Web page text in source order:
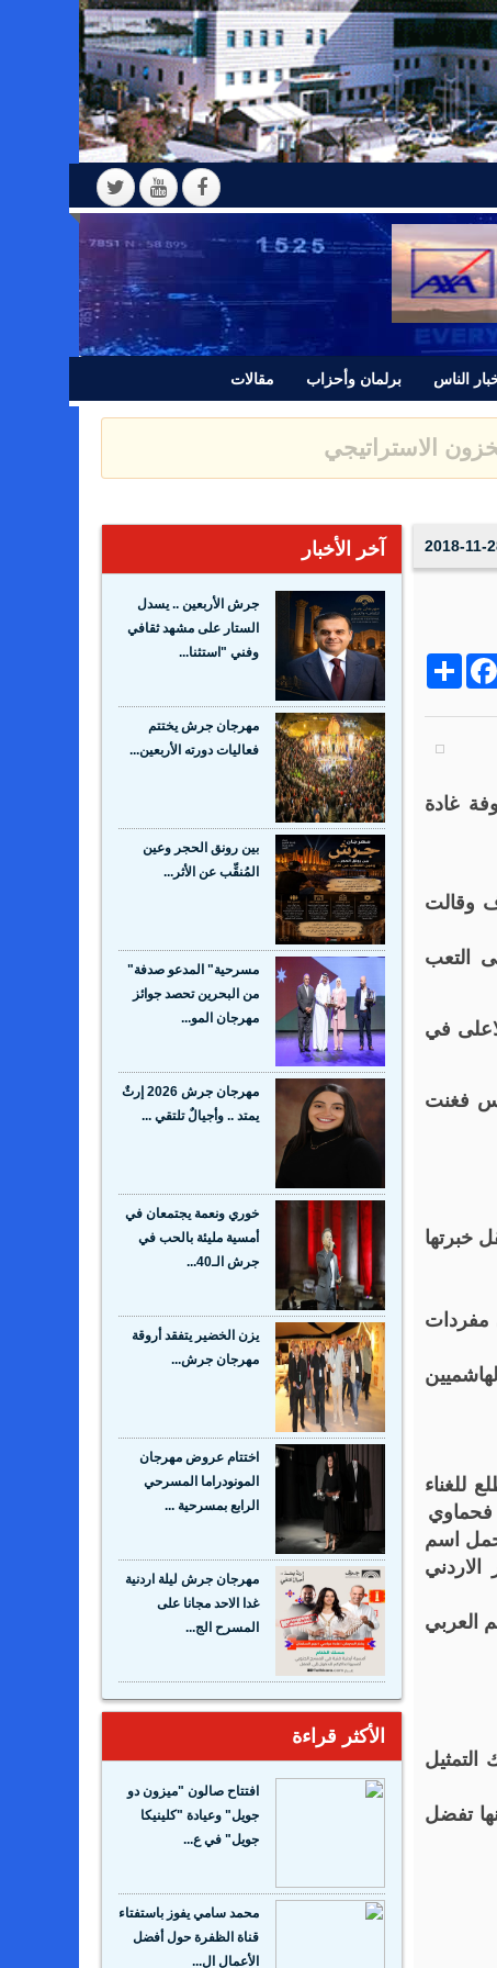
الناس برلمان وأحزاب مقالات
للرأي العام
2018-11-
Share
غادة
وقالت
التعب
في
فغنت
خبرتها
مفردات
للغناء
فحماوي
اسم
العربي
تفضل
آخر الأخبار
جرش الأربعين .. يسدل
الستار على مشهد ثقافي
وفني "استثنا...
مهرجان جرش يختتم
فعاليات دورته الأربعين...
بين رونق الحجر وعين
المُنقِّب عن الأثر...
مسرحية" المدعو صدفة"
من البحرين تحصد جوائز
مهرجان المو...
مهرجان جرش 2026 إرثٌ
يمتد .. وأجيالٌ تلتقي ...
خوري ونعمة يجتمعان في
أمسية مليئة بالحب في
جرش الـ40...
يزن الخضير يتفقد أروقة
مهرجان جرش...
اختتام عروض مهرجان
المونودراما المسرحي
الرابع بمسرحية ...
مهرجان جرش ليلة اردنية
غدا الاحد مجانا على
المسرح الج...
الأكثر قراءة
افتتاح صالون "ميزون دو
جويل" وعيادة "كلينيكا
جويل" في ع...
محمد سامي يفوز باستفتاء
قناة الظفرة حول أفضل
الأعمال ال...